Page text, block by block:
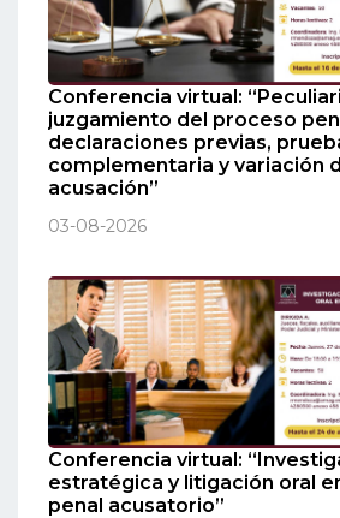
Conferencia virtual:
juzgamiento del proceso
declaraciones previas,
complementaria y variación
acusación”
03-08-2026
Conferencia virtual:
estratégica y litigación oral
penal acusatorio”